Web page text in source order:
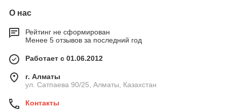
О нас
Рейтинг не сформирован
Менее 5 отзывов за последний год
Работает с 01.06.2012
г. Алматы
ул. Сатпаева 90/25, Алматы, Казахстан
Контакты